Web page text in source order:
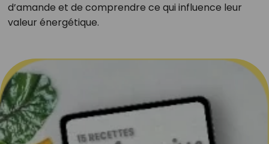
d’amande et de comprendre ce qui influence leur
valeur énergétique.